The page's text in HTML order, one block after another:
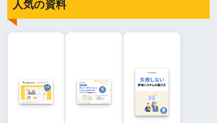
人気の資料